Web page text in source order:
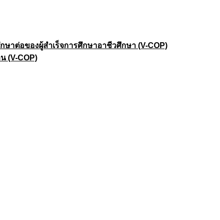
าต่อของผู้สำเร็จการศึกษาอาชีวศึกษา (V-COP)
(V-COP)